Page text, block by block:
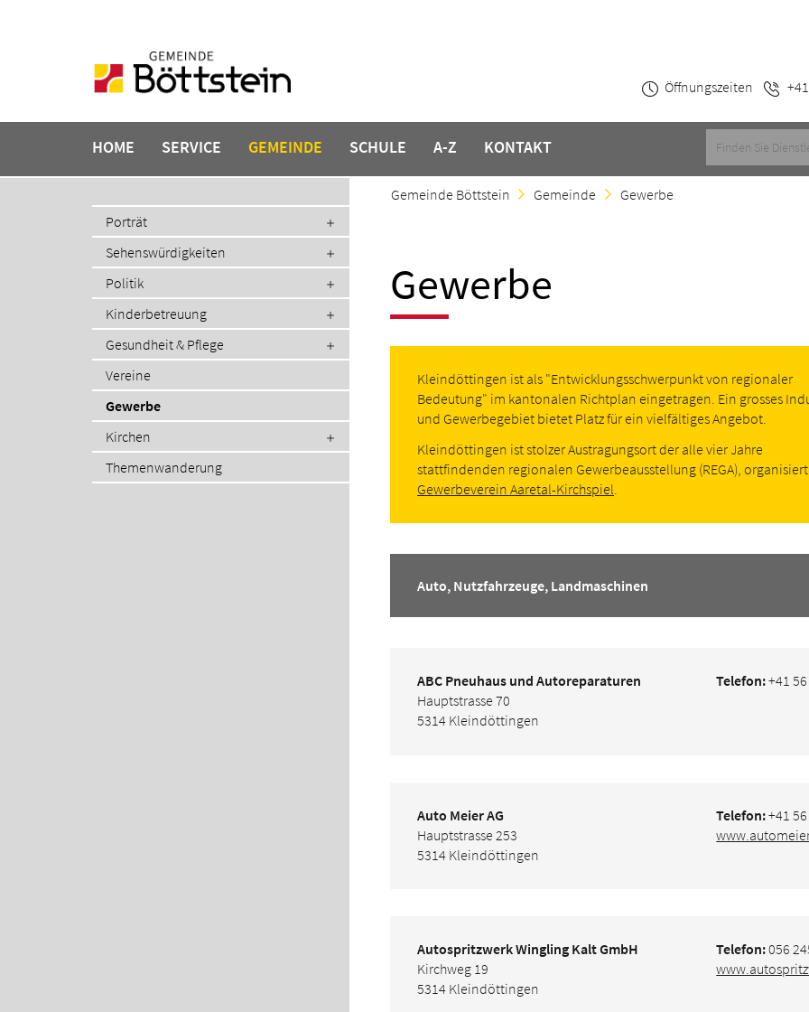
Öffnungszeiten
überspringen
HOME SERVICE GEMEINDE SCHULE A-Z KONTAKT
Navigation
überspringen
Porträt
Sehenswürdigkeiten
Politik
Kinderbetreuung
Gesundheit & Pflege
Vereine
Gewerbe
Kirchen
Themenwanderung
Gemeinde Böttstein Gemeinde Gewerbe
Gewerbe
Kleindöttingen ist als "Entwicklungsschwerpunkt von regionaler
Bedeutung" im kantonalen Richtplan eingetragen. Ein grosses
und Gewerbegebiet bietet Platz für ein vielfältiges Angebot.
Kleindöttingen ist stolzer Austragungsort der alle vier Jahre
stattfindenden regionalen Gewerbeausstellung (REGA),
Gewerbeverein Aaretal-Kirchspiel.
Auto, Nutzfahrzeuge, Landmaschinen
ABC Pneuhaus und Autoreparaturen
Hauptstrasse 70
5314 Kleindöttingen
Telefon:+41
Auto Meier AG
Hauptstrasse 253
5314 Kleindöttingen
Telefon:+41
Autospritzwerk Wingling Kalt GmbH
Kirchweg 19
5314 Kleindöttingen
Telefon:056